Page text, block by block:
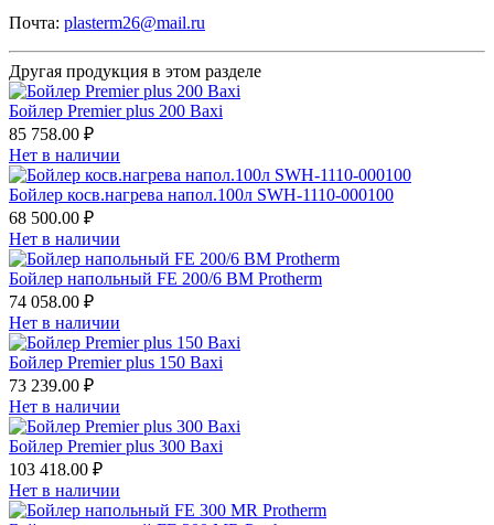
Почта: plasterm26@mail.ru
Другая продукция в этом разделе
Бойлер Premier plus 200 Baxi
85 758.00 ₽
Нет в наличии
Бойлер косв.нагрева напол.100л SWH-1110-000100
68 500.00 ₽
Нет в наличии
Бойлер напольный FE 200/6 BM Protherm
74 058.00 ₽
Нет в наличии
Бойлер Premier plus 150 Baxi
73 239.00 ₽
Нет в наличии
Бойлер Premier plus 300 Baxi
103 418.00 ₽
Нет в наличии